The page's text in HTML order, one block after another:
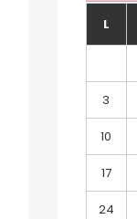
L
3
10
17
24